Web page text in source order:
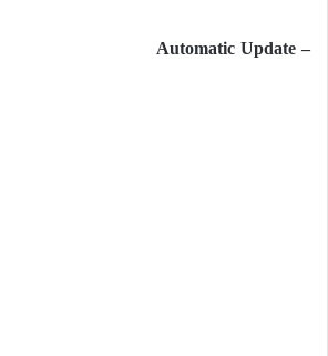
– Automatic Update